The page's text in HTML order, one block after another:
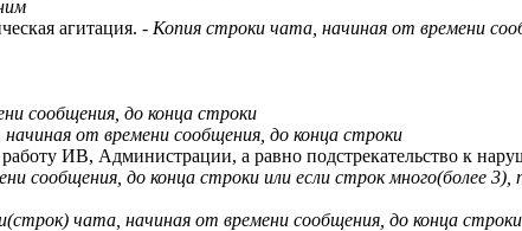
агитация. - Копия строки чата, начиная от времени
сообщения, до конца строки
от времени сообщения, до конца строки
работу ИВ, Администрации, а равно подстрекательство к
сообщения, до конца строки или если строк много(более 3),
чата, начиная от времени сообщения, до конца строки